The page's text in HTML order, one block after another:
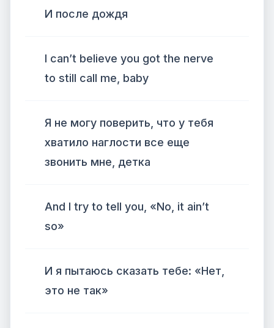
И после дождя
I can’t believe you got the nerve
to still call me, baby
Я не могу поверить, что у тебя
хватило наглости все еще
звонить мне, детка
And I try to tell you, «No, it ain’t
so»
И я пытаюсь сказать тебе: «Нет,
это не так»